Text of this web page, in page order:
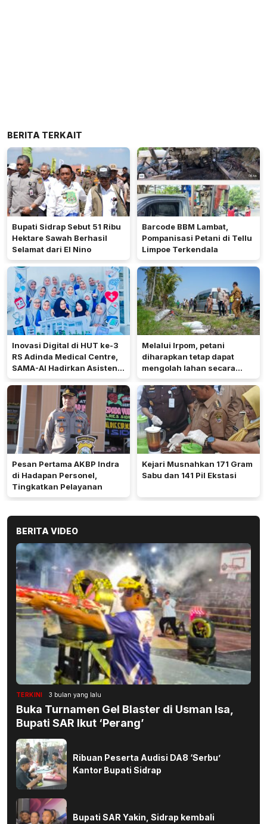
BERITA TERKAIT
Bupati Sidrap Sebut 51 Ribu
Hektare Sawah Berhasil
Selamat dari El Nino
Barcode BBM Lambat,
Pompanisasi Petani di Tellu
Limpoe Terkendala
Inovasi Digital di HUT ke-3
RS Adinda Medical Centre,
SAMA-AI Hadirkan Asisten
Gizi Berbasis AI
Melalui Irpom, petani
diharapkan tetap dapat
mengolah lahan secara
optimal meski di tengah
keterbatasan air.
Pesan Pertama AKBP Indra
di Hadapan Personel,
Tingkatkan Pelayanan
Kejari Musnahkan 171 Gram
Sabu dan 141 Pil Ekstasi
BERITA VIDEO
TERKINI 3 bulan yang lalu
Buka Turnamen Gel Blaster di Usman Isa,
Bupati SAR Ikut ‘Perang’
Ribuan Peserta Audisi DA8 ‘Serbu’
Kantor Bupati Sidrap
Bupati SAR Yakin, Sidrap kembali